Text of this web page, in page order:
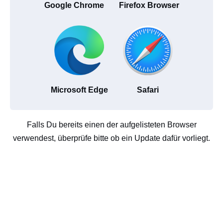
Google Chrome Firefox Browser
Microsoft Edge Safari
Falls Du bereits einen der aufgelisteten Browser
verwendest, überprüfe bitte ob ein Update dafür vorliegt.